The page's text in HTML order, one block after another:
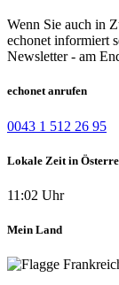
Wenn Sie auch in
echonet informiert
Newsletter - am
echonet anrufen
0043 1 512 26 95
Lokale Zeit in
11:02 Uhr
Mein Land